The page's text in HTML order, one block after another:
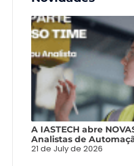
A IASTECH abre
Analistas de
21 de July de 2026